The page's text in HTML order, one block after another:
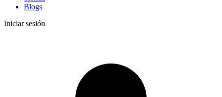
Blogs
Iniciar sesión